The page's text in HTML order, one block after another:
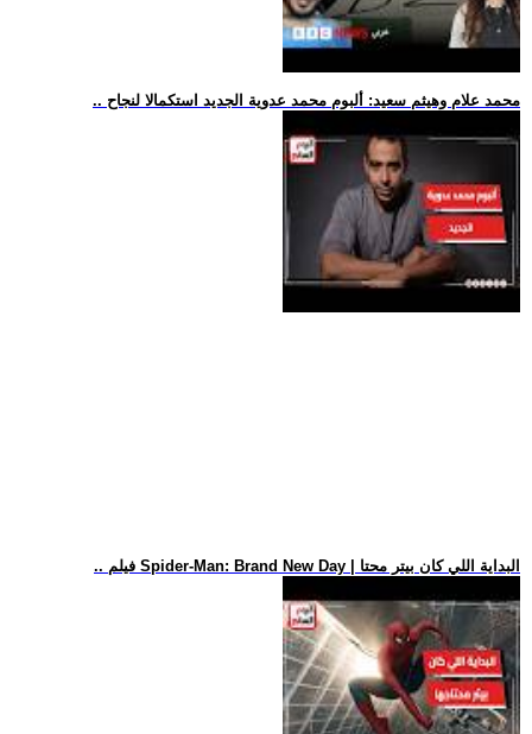
.. محمد علام وهيثم سعيد: ألبوم محمد عدوية الجديد استكمالا لنجاح
.. فيلم Spider-Man: Brand New Day | البداية اللي كان بيتر محتا